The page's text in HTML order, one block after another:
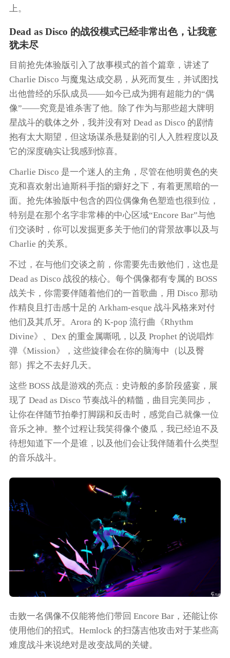
上。
Dead as Disco 的战役模式已经非常出色，让我意
犹未尽
目前抢先体验版引入了故事模式的首个篇章，讲述了
Charlie Disco 与魔鬼达成交易，从死而复生，并试图找
出他曾经的乐队成员——如今已成为拥有超能力的“偶
像”——究竟是谁杀害了他。除了作为与那些超大牌明
星战斗的载体之外，我并没有对 Dead as Disco 的剧情
抱有太大期望，但这场谋杀悬疑剧的引人入胜程度以及
它的深度确实让我感到惊喜。
Charlie Disco 是一个迷人的主角，尽管在他明黄色的夹
克和喜欢射出迪斯科手指的癖好之下，有着更黑暗的一
面。抢先体验版中包含的四位偶像角色塑造也很到位，
特别是在那个名字非常棒的中心区域“Encore Bar”与他
们交谈时，你可以发掘更多关于他们的背景故事以及与
Charlie 的关系。
不过，在与他们交谈之前，你需要先击败他们，这也是
Dead as Disco 战役的核心。每个偶像都有专属的 BOSS
战关卡，你需要伴随着他们的一首歌曲，用 Disco 那动
作精良且打击感十足的 Arkham-esque 战斗风格来对付
他们及其爪牙。Arora 的 K-pop 流行曲《Rhythm
Divine》、Dex 的重金属嘶吼，以及 Prophet 的说唱炸
弹《Mission》，这些旋律会在你的脑海中（以及臀
部）挥之不去好几天。
这些 BOSS 战是游戏的亮点：史诗般的多阶段盛宴，展
现了 Dead as Disco 节奏战斗的精髓，曲目完美同步，
让你在伴随节拍拳打脚踢和反击时，感觉自己就像一位
音乐之神。整个过程让我笑得像个傻瓜，我已经迫不及
待想知道下一个是谁，以及他们会让我伴随着什么类型
的音乐战斗。
击败一名偶像不仅能将他们带回 Encore Bar，还能让你
使用他们的招式。Hemlock 的扫荡吉他攻击对于某些高
难度战斗来说绝对是改变战局的关键。